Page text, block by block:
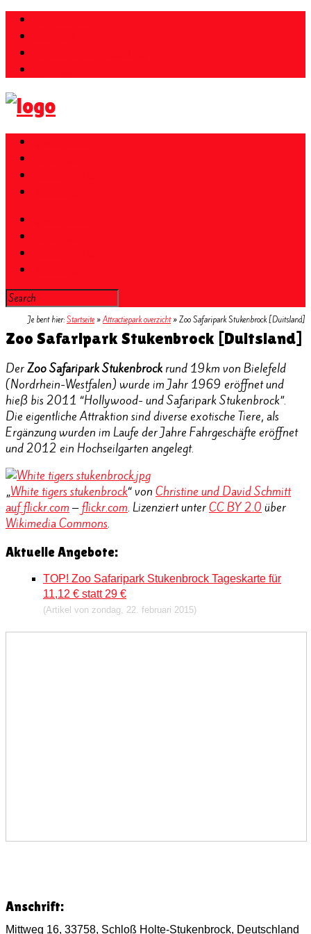
Je bent hier:Startseite»Attractiepark overzicht»Zoo Safaripark Stukenbrock [Duitsland]
Zoo Safaripark Stukenbrock [Duitsland]
DerZoo Safaripark Stukenbrock rund 19km von Bielefeld
(Nordrhein-Westfalen) wurde im Jahr 1969 eröffnet und
hieß bis 2011 “Hollywood- und Safaripark Stukenbrock”.
Die eigentliche Attraktion sind diverse exotische Tiere, als
Ergänzung wurden im Laufe der Jahre Fahrgeschäfte eröffnet
und 2012 ein Hochseilgarten angelegt.
„White tigers stukenbrock“ von Christine und David Schmitt
auf flickr.com –flickr.com. Lizenziert unterCC BY 2.0 über
Wikimedia Commons.
Aktuelle Angebote:
TOP! Zoo Safaripark Stukenbrock Tageskarte für
11,12 € statt 29 €
(Artikel von zondag, 22. februari 2015)
Anschrift:
Mittweg 16, 33758, Schloß Holte-Stukenbrock, Deutschland